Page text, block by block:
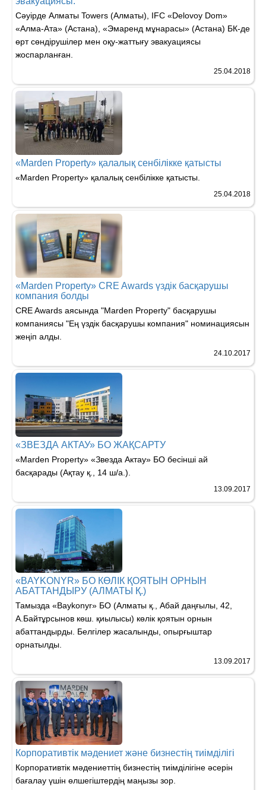
Сәуірде Алматы Towers (Алматы), IFC «Delovoy Dom»
«Алма-Ата» (Астана), «Эмаренд мұнарасы» (Астана) БК-де
өрт сөндірушілер мен оқу-жаттығу эвакуациясы
жоспарланған.
25.04.2018
«Мarden Property» қалалық сенбілікке қатысты
«Мarden Property» қалалық сенбілікке қатысты.
25.04.2018
«Marden Property» CRE Awards үздік басқарушы
компания болды
CRE Awards аясында "Marden Property" басқарушы
компаниясы "Ең үздік басқарушы компания" номинациясын
жеңіп алды.
24.10.2017
«ЗВЕЗДА АКТАУ» БО ЖАҚСАРТУ
«Marden Property» «Звезда Актау» БО бесінші ай
басқарады (Ақтау қ., 14 ш/а.).
13.09.2017
«BAYKONYR» БО КӨЛІК ҚОЯТЫН ОРНЫН
АБАТТАНДЫРУ (АЛМАТЫ Қ.)
Тамызда «Baykonyr» БО (Алматы қ., Абай даңғылы, 42,
А.Байтұрсынов көш. қиылысы) көлік қоятын орнын
абаттандырды. Белгілер жасалынды, опырғыштар
орнатылды.
13.09.2017
Корпоративтік мәдениет және бизнестің тиімділігі
Корпоративтік мәдениеттің бизнестің тиімділігіне әсерін
бағалау үшін өлшегіштердің маңызы зор.